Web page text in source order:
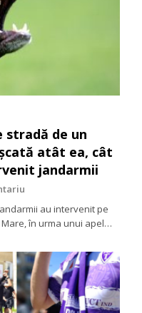
stradă de un
atât ea, cât
jandarmii
au intervenit pe
în urma unui apel…